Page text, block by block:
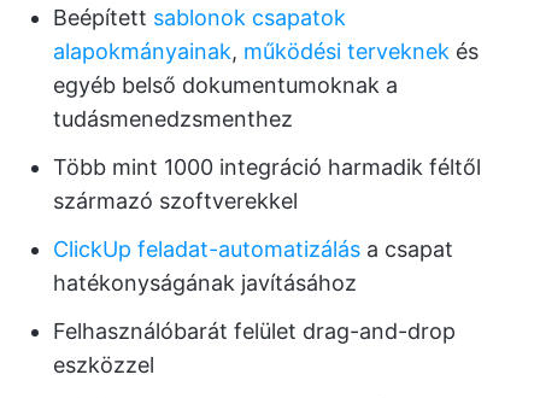
Beépített sablonok csapatok
alapokmányainak, működési terveknek és
egyéb belső dokumentumoknak a
tudásmenedzsmenthez
Több mint 1000 integráció harmadik féltől
származó szoftverekkel
ClickUp feladat-automatizálás a csapat
hatékonyságának javításához
Felhasználóbarát felület drag-and-drop
eszközzel